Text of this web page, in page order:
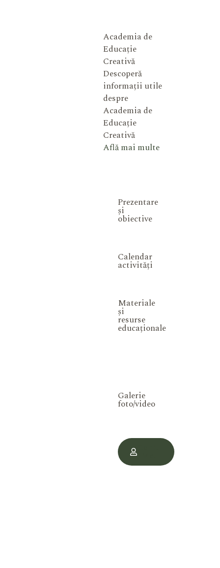
Academia de
Educație
Creativă
Descoperă
informații utile
despre
Academia de
Educație
Creativă
Află mai multe
Prezentare
și
obiective
Calendar
activități
Materiale
și
resurse
educaționale
Galerie
foto/video